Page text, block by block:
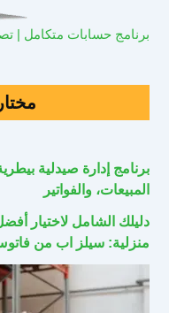
برنامج حسابات متكامل |
برنامج إدارة صيدلية
المبيعات، والفواتير
دليلك الشامل لاختيار
منزلية: سيلز اب من